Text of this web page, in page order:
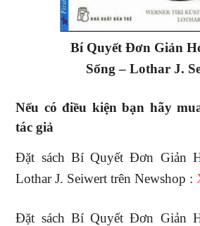
Bí Quyết Đơn Giản
Sống – Lothar J.
Nếu có điều kiện bạn hãy
tác giả
Đặt sách Bí Quyết Đơn Giản
Lothar J. Seiwert trên Newshop :
Đặt sách Bí Quyết Đơn Giản